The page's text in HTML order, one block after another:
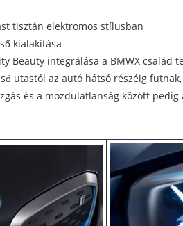
tisztán elektromos stílusban
kialakítása
Beauty integrálása a BMWX család
utastól az autó hátsó részéig
és a mozdulatlanság között